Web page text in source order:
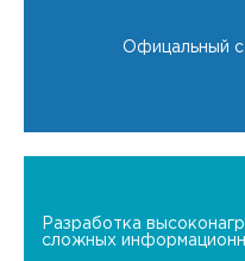
Офицальный
Разработка
сложных